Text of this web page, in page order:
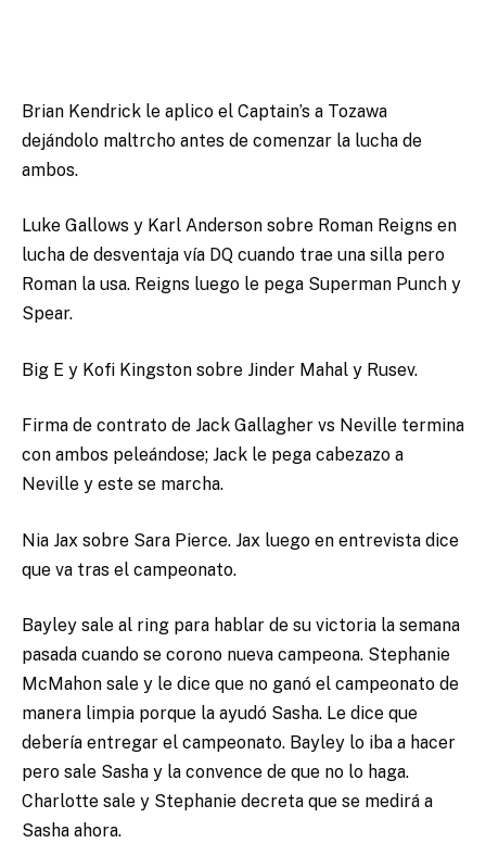
Brian Kendrick le aplico el Captain’s a Tozawa
dejándolo maltrcho antes de comenzar la lucha de
ambos.
Luke Gallows y Karl Anderson sobre Roman Reigns en
lucha de desventaja vía DQ cuando trae una silla pero
Roman la usa. Reigns luego le pega Superman Punch y
Spear.
Big E y Kofi Kingston sobre Jinder Mahal y Rusev.
Firma de contrato de Jack Gallagher vs Neville termina
con ambos peleándose; Jack le pega cabezazo a
Neville y este se marcha.
Nia Jax sobre Sara Pierce. Jax luego en entrevista dice
que va tras el campeonato.
Bayley sale al ring para hablar de su victoria la semana
pasada cuando se corono nueva campeona. Stephanie
McMahon sale y le dice que no ganó el campeonato de
manera limpia porque la ayudó Sasha. Le dice que
debería entregar el campeonato. Bayley lo iba a hacer
pero sale Sasha y la convence de que no lo haga.
Charlotte sale y Stephanie decreta que se medirá a
Sasha ahora.